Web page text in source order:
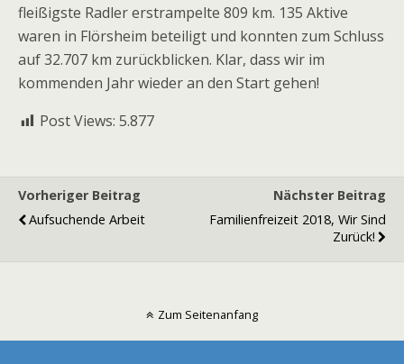
fleißigste Radler erstrampelte 809 km. 135 Aktive
waren in Flörsheim beteiligt und konnten zum Schluss
auf 32.707 km zurückblicken. Klar, dass wir im
kommenden Jahr wieder an den Start gehen!
Post Views: 5.877
Vorheriger Beitrag
Aufsuchende Arbeit
Nächster Beitrag
Familienfreizeit 2018, Wir Sind
Zurück!
Zum Seitenanfang